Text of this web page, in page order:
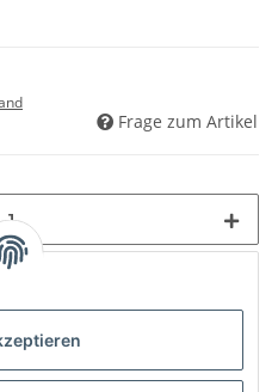
Frage zum Artikel
geladen ...